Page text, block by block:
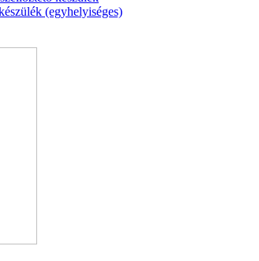
(egyhelyiséges)